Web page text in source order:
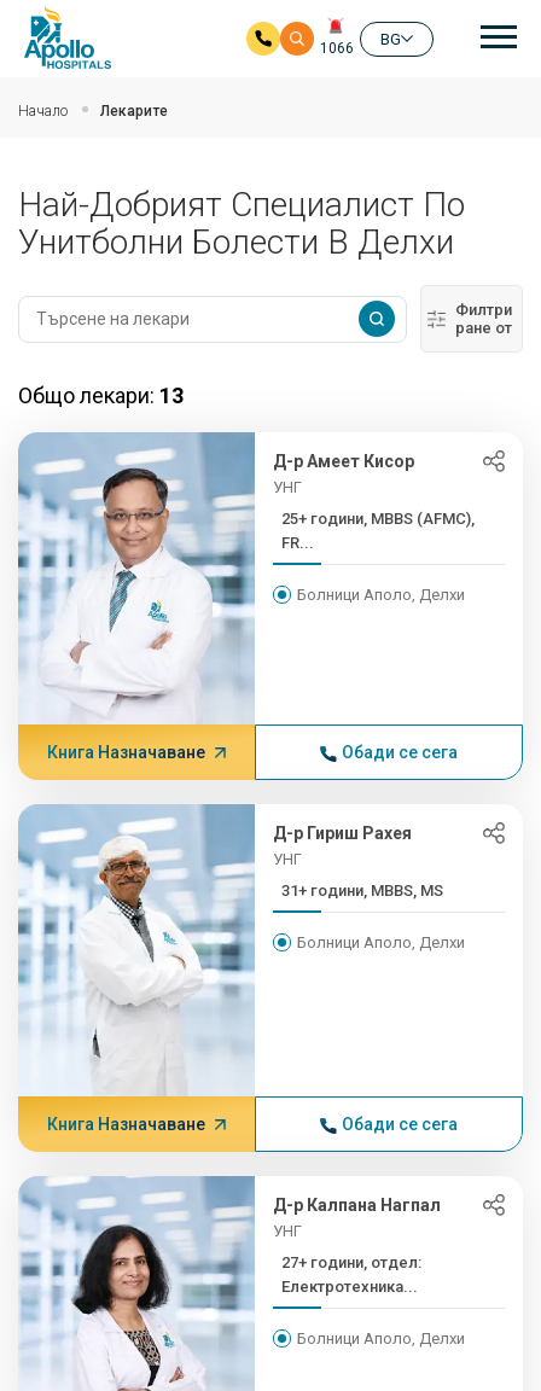
1066
BG
Начало Лекарите
Най-Добрият Специалист По
Унитболни Болести В Делхи
Филтри
ране от
Общо лекари: 13
Д-р Амеет Кисор
УНГ
25+ години, MBBS (AFMC),
FR...
Болници Аполо, Делхи
Книга Назначаване Обади се сега
Д-р Гириш Рахея
УНГ
31+ години, MBBS, MS
Болници Аполо, Делхи
Книга Назначаване Обади се сега
Д-р Калпана Нагпал
УНГ
27+ години, отдел:
Електротехника...
Болници Аполо, Делхи